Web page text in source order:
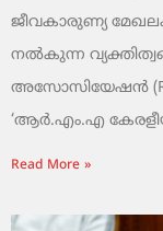
ജീവകാരുണ്യ
നൽകുന്ന
അസോസിയേഷൻ
‘ആർ.എം.എ
Read More »